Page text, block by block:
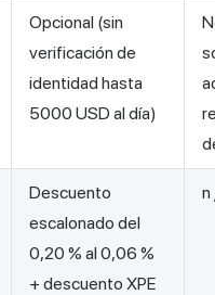
Opcional (sin
verificación de
identidad hasta
5000 USD al día)
Descuento
escalonado del
0,20 % al 0,06 %
+ descuento XPE
n